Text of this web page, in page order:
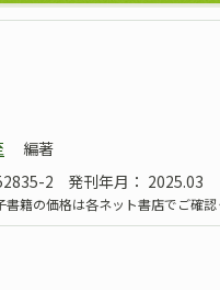
編著
2
発刊年月： 2025.03
書籍の価格は各ネット書店でご確